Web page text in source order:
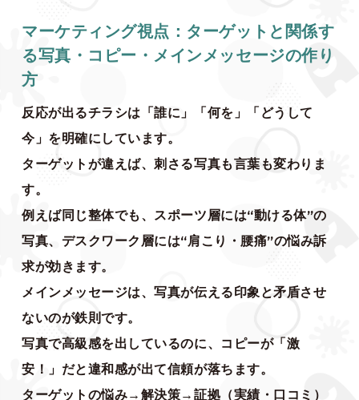
マーケティング視点：ターゲットと関係す
る写真・コピー・メインメッセージの作り
方
反応が出るチラシは「誰に」「何を」「どうして
今」を明確にしています。
ターゲットが違えば、刺さる写真も言葉も変わりま
す。
例えば同じ整体でも、スポーツ層には“動ける体”の
写真、デスクワーク層には“肩こり・腰痛”の悩み訴
求が効きます。
メインメッセージは、写真が伝える印象と矛盾させ
ないのが鉄則です。
写真で高級感を出しているのに、コピーが「激
安！」だと違和感が出て信頼が落ちます。
ターゲットの悩み→解決策→証拠（実績・口コミ）